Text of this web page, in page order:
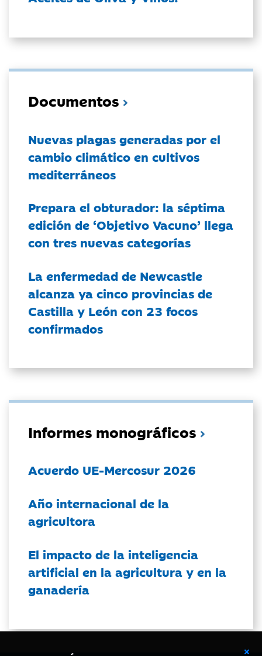
Documentos
Nuevas plagas generadas por el
cambio climático en cultivos
mediterráneos
Prepara el obturador: la séptima
edición de ‘Objetivo Vacuno’ llega
con tres nuevas categorías
La enfermedad de Newcastle
alcanza ya cinco provincias de
Castilla y León con 23 focos
confirmados
Informes monográficos
Acuerdo UE-Mercosur 2026
Año internacional de la
agricultora
El impacto de la inteligencia
artificial en la agricultura y en la
ganadería